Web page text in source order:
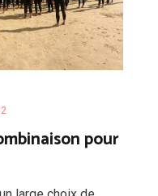
pour